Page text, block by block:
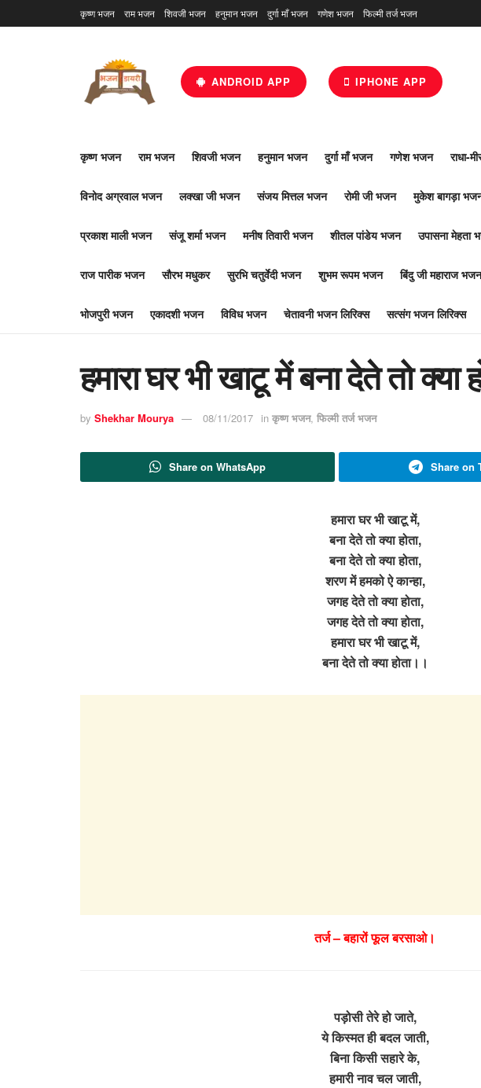
कृष्ण भजन राम भजन शिवजी भजन हनुमान भजन दुर्गा माँ भजन गणेश भजन फिल्मी तर्ज भजन
ANDROID APP IPHONE APP
कृष्ण भजन राम भजन शिवजी भजन हनुमान भजन दुर्गा माँ भजन गणेश भजन राधा-
विनोद अग्रवाल भजन लक्खा जी भजन संजय मित्तल भजन रोमी जी भजन मुकेश बागड़ा
प्रकाश माली भजन संजू शर्मा भजन मनीष तिवारी भजन शीतल पांडेय भजन उपासना मेहता
राज पारीक भजन सौरभ मधुकर सुरभि चतुर्वेदी भजन शुभम रूपम भजन बिंदु जी महाराज भजन
भोजपुरी भजन एकादशी भजन विविध भजन चेतावनी भजन लिरिक्स सत्संग भजन लिरिक्स
हमारा घर भी खाटू में बना देते तो क्या
by Shekhar Mourya 08/11/2017 in कृष्ण भजन, फिल्मी तर्ज भजन
Share on WhatsApp Share on
हमारा घर भी खाटू में,
बना देते तो क्या होता,
बना देते तो क्या होता,
शरण में हमको ऐ कान्हा,
जगह देते तो क्या होता,
जगह देते तो क्या होता,
हमारा घर भी खाटू में,
बना देते तो क्या होता।।
तर्ज – बहारों फूल बरसाओ।
पड़ोसी तेरे हो जाते,
ये किस्मत ही बदल जाती,
बिना किसी सहारे के,
हमारी नाव चल जाती,